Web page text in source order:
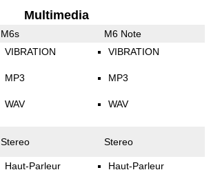
Multimedia
M6s M6 Note
VIBRATION
MP3
WAV
VIBRATION
MP3
WAV
Stereo Stereo
Haut-Parleur Haut-Parleur